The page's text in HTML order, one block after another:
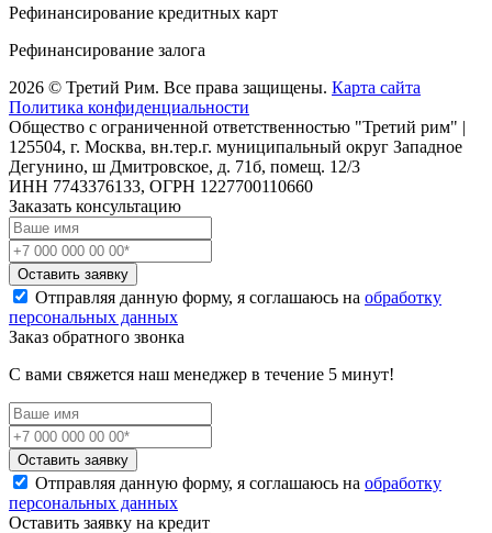
Рефинансирование кредитных карт
Рефинансирование залога
2026 © Третий Рим. Все права защищены. Карта сайта
Политика конфиденциальности
Общество с ограниченной ответственностью "Третий рим" |
125504, г. Москва, вн.тер.г. муниципальный округ Западное
Дегунино, ш Дмитровское, д. 71б, помещ. 12/3
ИНН 7743376133, ОГРН 1227700110660
Заказать консультацию
Оставить заявку
Отправляя данную форму, я соглашаюсь на обработку
персональных данных
Заказ обратного звонка
С вами свяжется наш менеджер в течение 5 минут!
Оставить заявку
Отправляя данную форму, я соглашаюсь на обработку
персональных данных
Оставить заявку на кредит